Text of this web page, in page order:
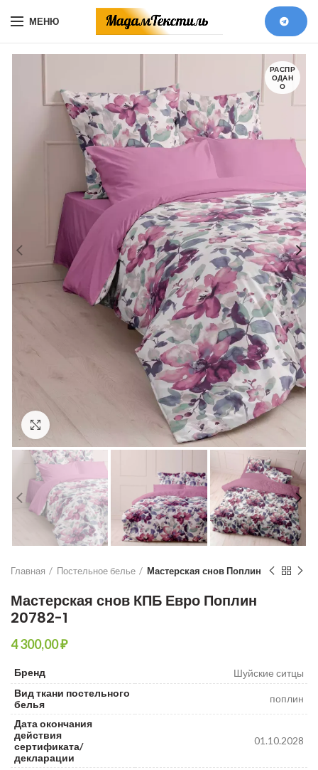
МЕНЮ
РАСПР
ОДАН
О
Главная Постельное белье Мастерская снов Поплин
Мастерская снов КПБ Евро Поплин
20782-1
₽
Бренд
Шуйские ситцы
Вид ткани постельного
белья
поплин
Дата окончания
действия
сертификата/
декларации
01.10.2028